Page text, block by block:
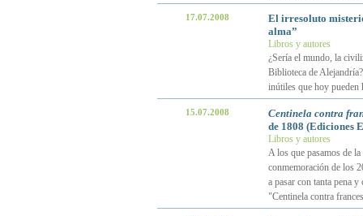
17.07.2008
El irresoluto
alma”
Libros y autores
¿Sería el mundo, la
Biblioteca de
inútiles que hoy pueden
15.07.2008
Centinela contra
de 1808 (Ediciones
Libros y autores
A los que pasamos de
conmemoración de los
a pasar con tanta pena
"Centinela contra